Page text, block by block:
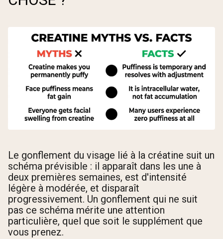
Le gonflement du visage lié à la créatine suit un
schéma prévisible : il apparaît dans les une à
deux premières semaines, est d'intensité
légère à modérée, et disparaît
progressivement. Un gonflement qui ne suit
pas ce schéma mérite une attention
particulière, quel que soit le supplément que
vous prenez.